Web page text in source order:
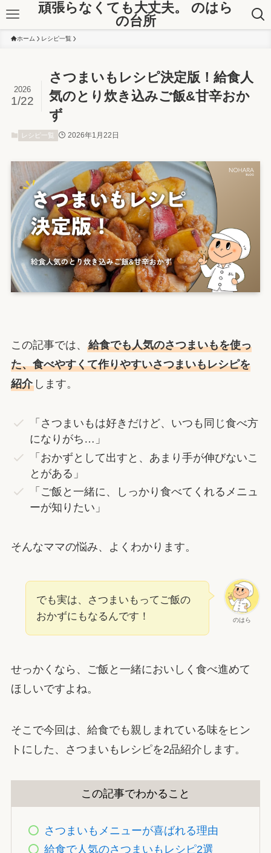
頑張らなくても大丈夫。 のはら
の台所
ホーム レシピ一覧
さつまいもレシピ決定版！給食人
気のとり炊き込みご飯&甘辛おか
ず
2026
1/22
レシピ一覧 2026年1月22日
この記事では、 給食でも人気のさつまいもを使っ
た、食べやすくて作りやすいさつまいもレシピを
紹介します。
「さつまいもは好きだけど、いつも同じ食べ方
になりがち…」
「おかずとして出すと、あまり手が伸びないこ
とがある」
「ご飯と一緒に、しっかり食べてくれるメニュ
ーが知りたい」
そんなママの悩み、よくわかります。
のはら
でも実は、さつまいもってご飯の
おかずにもなるんです！
せっかくなら、ご飯と一緒においしく食べ進めて
ほしいですよね。
そこで今回は、給食でも親しまれている味をヒン
トにした、さつまいもレシピを2品紹介します。
この記事でわかること
さつまいもメニューが喜ばれる理由
給食で人気のさつまいもレシピ2選